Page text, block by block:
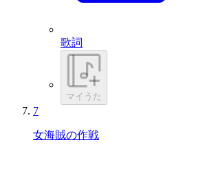
歌詞
マイうた
7
女海賊の作戦